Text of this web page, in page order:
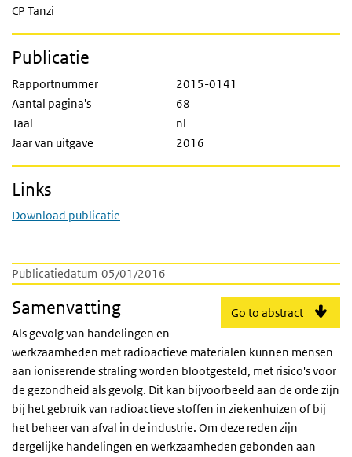
Publicatiedatum 05/01/2016
Go to abstract
Samenvatting
Als gevolg van handelingen en
werkzaamheden met radioactieve materialen kunnen mensen
aan ioniserende straling worden blootgesteld, met risico's voor
de gezondheid als gevolg. Dit kan bijvoorbeeld aan de orde zijn
bij het gebruik van radioactieve stoffen in ziekenhuizen of bij
het beheer van afval in de industrie. Om deze reden zijn
dergelijke handelingen en werkzaamheden gebonden aan
CP Tanzi
Publicatie
Rapportnummer
2015-0141
Aantal pagina's
68
Taal
nl
Jaar van uitgave
2016
Links
Download publicatie